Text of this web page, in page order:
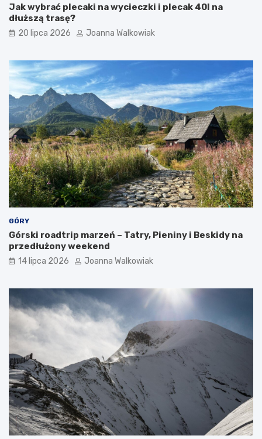
t
ó
w
t
y
i
r
a
c
j
Jak wybrać plecaki na wycieczki i plecak 40l na
dłuższą trasę?
20 lipca 2026 Joanna Walkowiak
GÓRY
Górski roadtrip marzeń – Tatry, Pieniny i Beskidy na
przedłużony weekend
14 lipca 2026 Joanna Walkowiak